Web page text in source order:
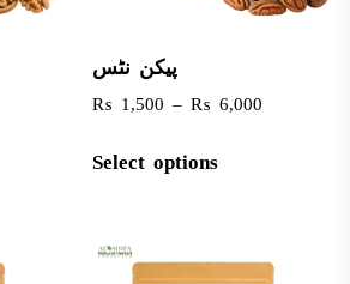
پیکن نٹس
₨ 1,500 – ₨ 6,000
Select options